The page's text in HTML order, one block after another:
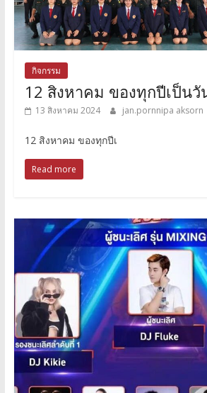
กิจกรรม
12 สิงหาคม ของทุกปีเป็น
13 สิงหาคม 2024 jan.pornnipa aksorn
12 สิงหาคม ของทุกปีเ
Read more